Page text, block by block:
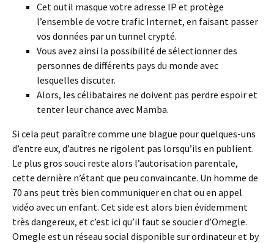
Cet outil masque votre adresse IP et protège
l’ensemble de votre trafic Internet, en faisant passer
vos données par un tunnel crypté.
Vous avez ainsi la possibilité de sélectionner des
personnes de différents pays du monde avec
lesquelles discuter.
Alors, les célibataires ne doivent pas perdre espoir et
tenter leur chance avec Mamba.
Si cela peut paraître comme une blague pour quelques-uns
d’entre eux, d’autres ne rigolent pas lorsqu’ils en publient.
Le plus gros souci reste alors l’autorisation parentale,
cette dernière n’étant que peu convaincante. Un homme de
70 ans peut très bien communiquer en chat ou en appel
vidéo avec un enfant. Cet side est alors bien évidemment
très dangereux, et c’est ici qu’il faut se soucier d’Omegle.
Omegle est un réseau social disponible sur ordinateur et by